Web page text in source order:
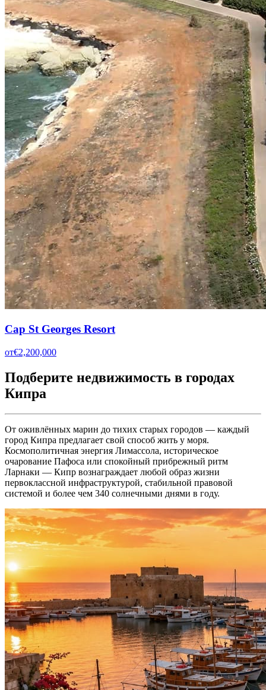
Cap St Georges Resort
от€2,200,000
Подберите недвижимость в городах
Кипра
От оживлённых марин до тихих старых городов — каждый
город Кипра предлагает свой способ жить у моря.
Космополитичная энергия Лимассола, историческое
очарование Пафоса или спокойный прибрежный ритм
Ларнаки — Кипр вознаграждает любой образ жизни
первоклассной инфраструктурой, стабильной правовой
системой и более чем 340 солнечными днями в году.